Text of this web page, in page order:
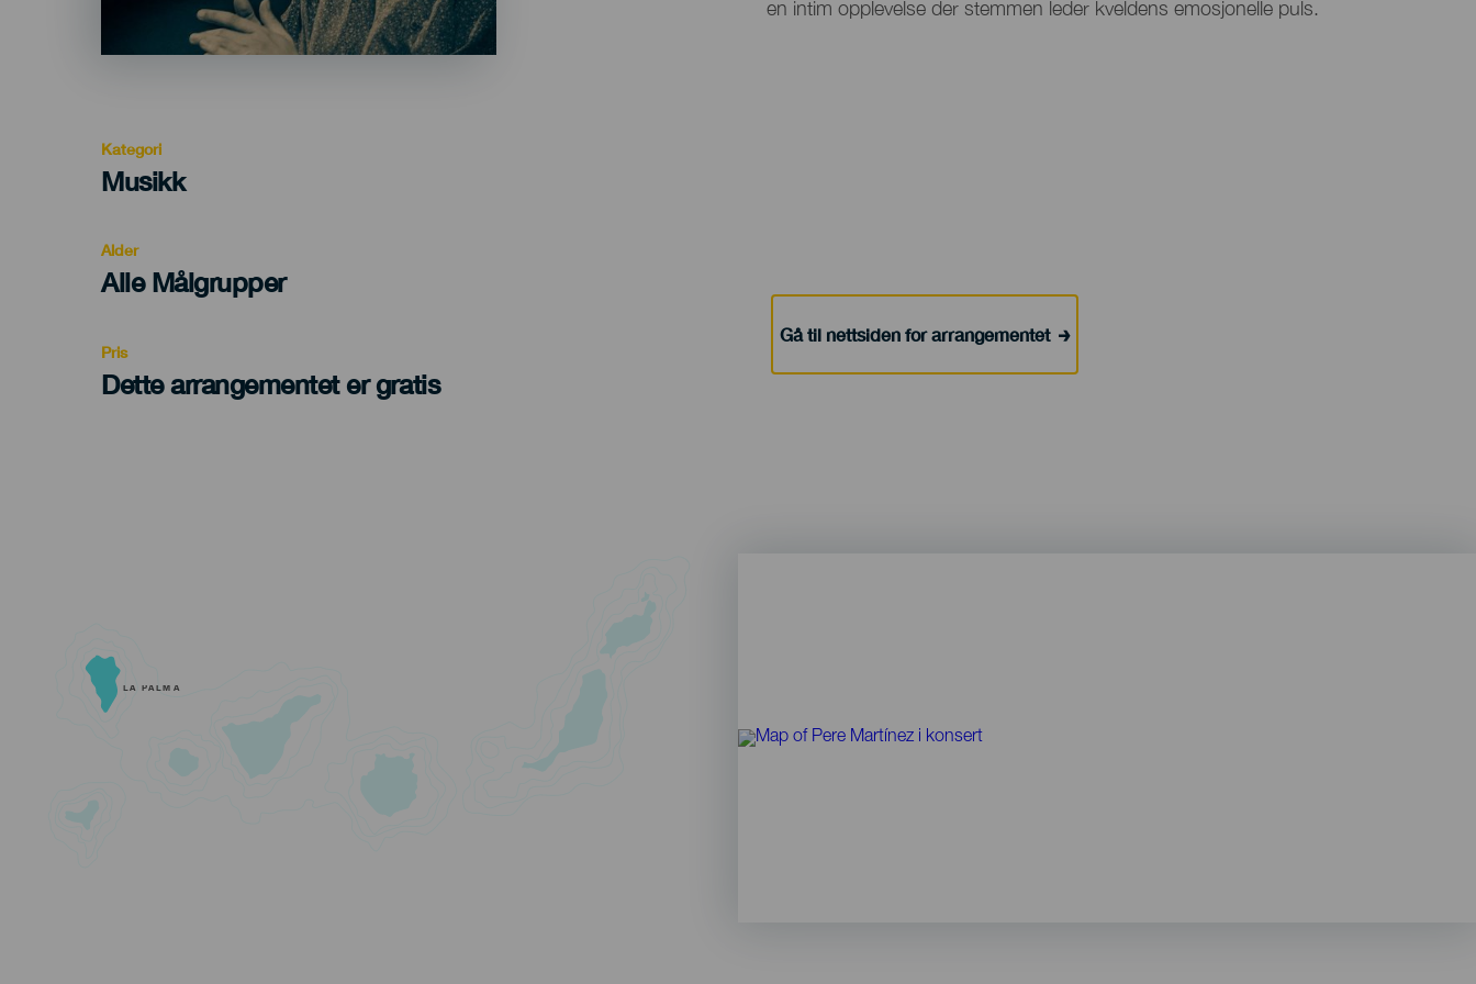
en intim opplevelse der stemmen leder kveldens emosjonelle puls.
Kategori
Categoría
Musikk
Alder
Edad
Recomendada
Alle Målgrupper
Pris
Dette arrangementet er gratis
Gå til nettsiden for arrangementet
LA PALMA